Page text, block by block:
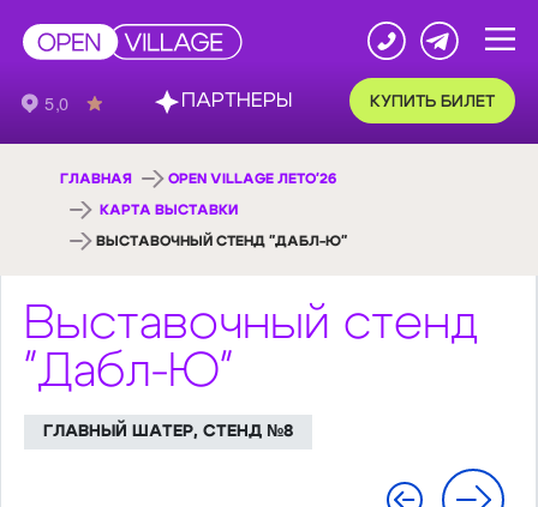
КУПИТЬ БИЛЕТ
ГЛАВНАЯ OPEN VILLAGE ЛЕТО'26
КАРТА ВЫСТАВКИ
ВЫСТАВОЧНЫЙ СТЕНД "ДАБЛ-Ю"
Выставочный стенд
"Дабл-Ю"
ГЛАВНЫЙ ШАТЕР, СТЕНД №8